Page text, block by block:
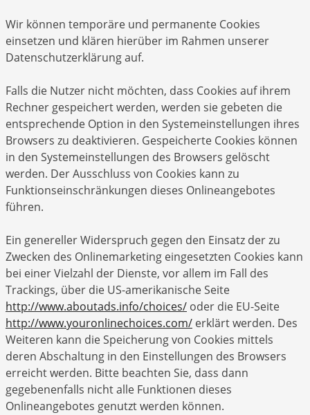
Wir können temporäre und permanente Cookies
einsetzen und klären hierüber im Rahmen unserer
Datenschutzerklärung auf.
Falls die Nutzer nicht möchten, dass Cookies auf ihrem
Rechner gespeichert werden, werden sie gebeten die
entsprechende Option in den Systemeinstellungen ihres
Browsers zu deaktivieren. Gespeicherte Cookies können
in den Systemeinstellungen des Browsers gelöscht
werden. Der Ausschluss von Cookies kann zu
Funktionseinschränkungen dieses Onlineangebotes
führen.
Ein genereller Widerspruch gegen den Einsatz der zu
Zwecken des Onlinemarketing eingesetzten Cookies kann
bei einer Vielzahl der Dienste, vor allem im Fall des
Trackings, über die US-amerikanische Seite
http://www.aboutads.info/choices/ oder die EU-Seite
http://www.youronlinechoices.com/ erklärt werden. Des
Weiteren kann die Speicherung von Cookies mittels
deren Abschaltung in den Einstellungen des Browsers
erreicht werden. Bitte beachten Sie, dass dann
gegebenenfalls nicht alle Funktionen dieses
Onlineangebotes genutzt werden können.